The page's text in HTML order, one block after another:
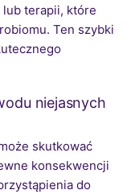
terapii, które
Ten szybki
niejasnych
skutkować
konsekwencji
do